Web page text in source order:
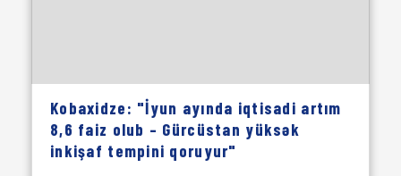
Kobaxidze: "İyun ayında iqtisadi artım
8,6 faiz olub – Gürcüstan yüksək
inkişaf tempini qoruyur"